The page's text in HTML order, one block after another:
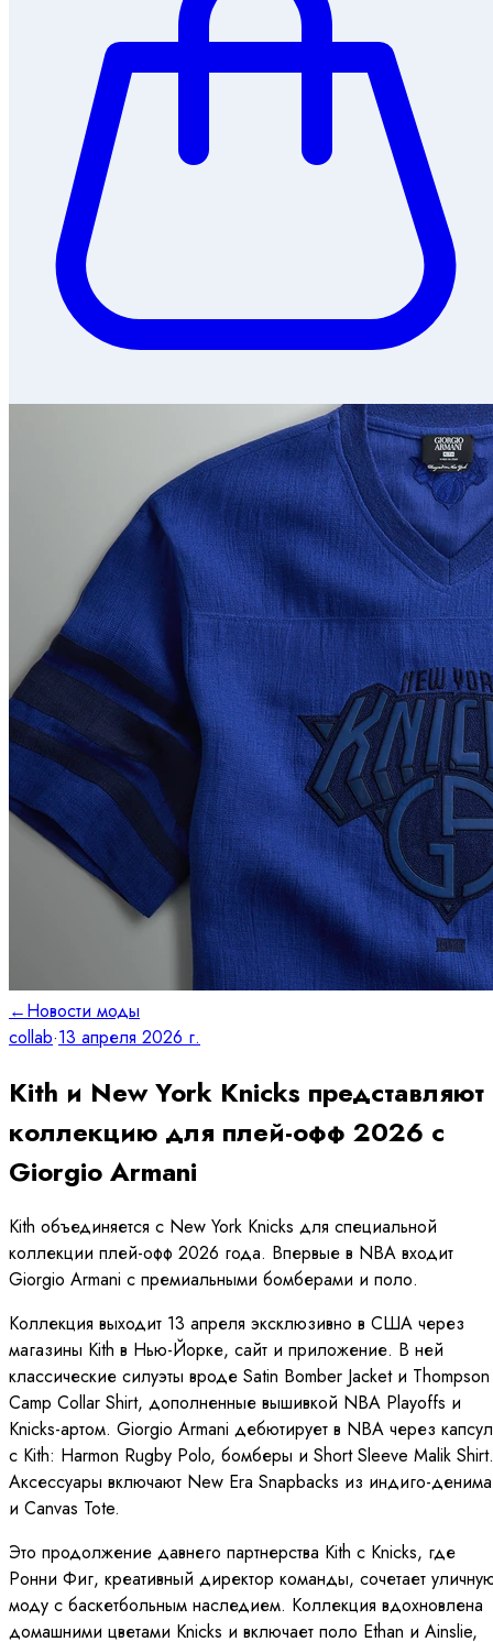
←Новости моды
collab·13 апреля 2026 г.
Kith и New York Knicks представляют
коллекцию для плей-офф 2026 с
Giorgio Armani
Kith объединяется с New York Knicks для специальной
коллекции плей-офф 2026 года. Впервые в NBA входит
Giorgio Armani с премиальными бомберами и поло.
Коллекция выходит 13 апреля эксклюзивно в США через
магазины Kith в Нью-Йорке, сайт и приложение. В ней
классические силуэты вроде Satin Bomber Jacket и Thompson
Camp Collar Shirt, дополненные вышивкой NBA Playoffs и
Knicks-артом. Giorgio Armani дебютирует в NBA через
с Kith: Harmon Rugby Polo, бомберы и Short Sleeve Malik Shirt.
Аксессуары включают New Era Snapbacks из индиго-денима
и Canvas Tote.
Это продолжение давнего партнерства Kith с Knicks, где
Ронни Фиг, креативный директор команды, сочетает
моду с баскетбольным наследием. Коллекция вдохновлена
домашними цветами Knicks и включает поло Ethan и Ainslie,